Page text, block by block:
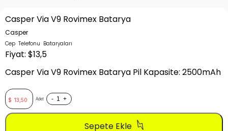
Casper Via V9 Rovimex Batarya
Casper
Cep Telefonu Bataryaları
Fiyat: $13,5
Casper Via V9 Rovimex Batarya Pil Kapasite: 2500mAh
$ 13,50 Adet - +
Sepete Ekle